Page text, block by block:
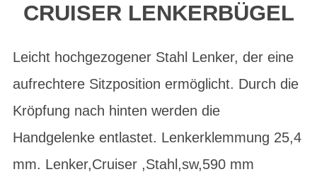
CRUISER LENKERBÜGEL
Leicht hochgezogener Stahl Lenker, der eine
aufrechtere Sitzposition ermöglicht. Durch die
Kröpfung nach hinten werden die
Handgelenke entlastet. Lenkerklemmung 25,4
mm. Lenker,Cruiser ,Stahl,sw,590 mm